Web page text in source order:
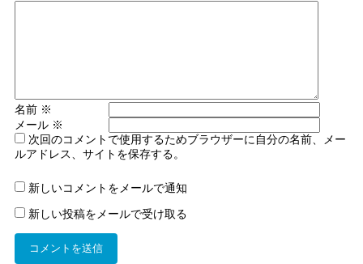
名前 ※
メール ※
次回のコメントで使用するためブラウザーに自分の名前、メー
ルアドレス、サイトを保存する。
新しいコメントをメールで通知
新しい投稿をメールで受け取る